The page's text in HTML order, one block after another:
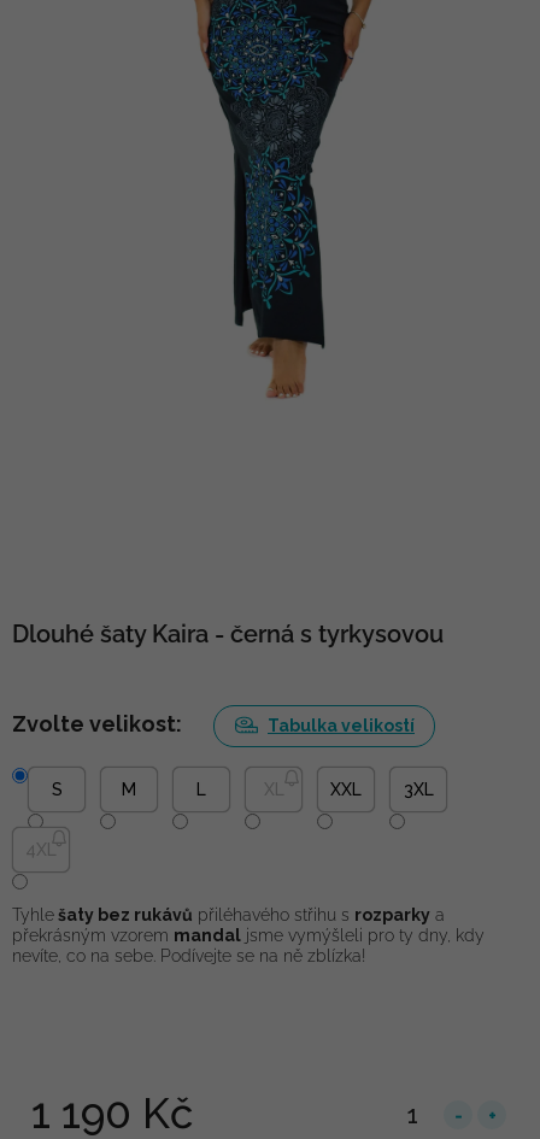
Dlouhé šaty Kaira - černá s tyrkysovou
1 190 Kč
Zvolte velikost: Tabulka velikostí
S M XL XXL 3XL
4XL
Tyhlešaty bez rukávů přiléhavého střihu s rozparky a
překrásným vzorem mandal jsme vymýšleli pro ty dny, kdy
nevíte, co na sebe. Podívejte se na ně zblízka!